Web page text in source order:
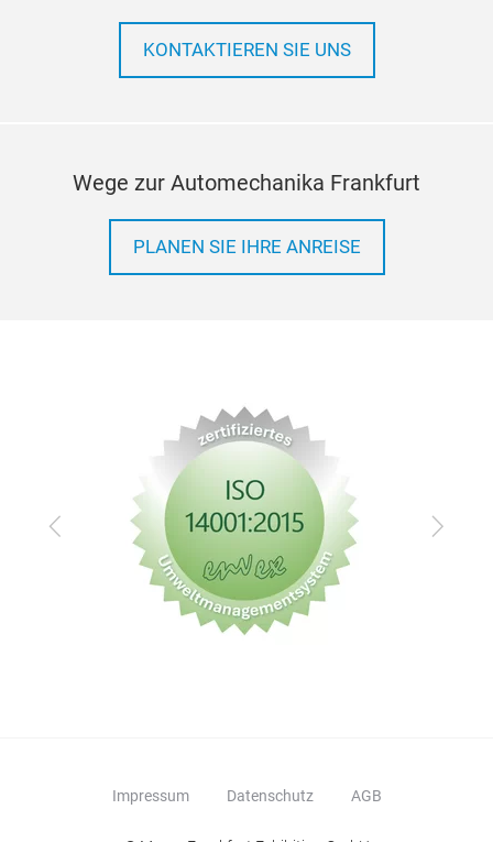
KONTAKTIEREN SIE UNS
Wege zur Automechanika Frankfurt
PLANEN SIE IHRE ANREISE
Zurück Vor
Impressum Datenschutz AGB